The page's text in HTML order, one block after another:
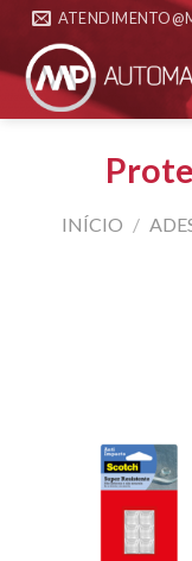
Skip
content
INÍCIO /